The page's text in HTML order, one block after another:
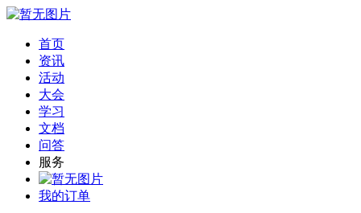
首页
资讯
活动
大会
学习
文档
问答
服务
我的订单